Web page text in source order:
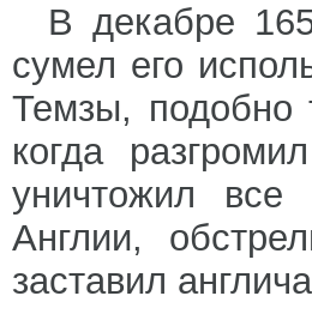
В декабре
сумел его
Темзы, подобно
когда
уничтожил
Англии,
заставил